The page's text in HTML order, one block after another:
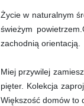
Życie w naturalnym
świeżym
zachodnią orientacją.
Miej przywilej
pięter. Kolekcja
Większość domów to